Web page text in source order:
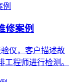
修案例
仪，客户描述故
程师进行检测。